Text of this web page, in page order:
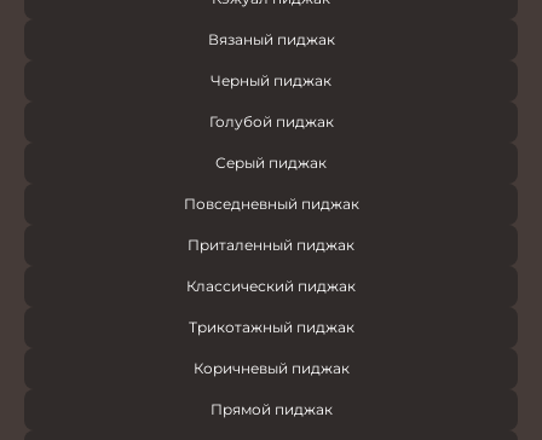
Вязаный пиджак
Черный пиджак
Голубой пиджак
Серый пиджак
Повседневный пиджак
Приталенный пиджак
Классический пиджак
Трикотажный пиджак
Коричневый пиджак
Прямой пиджак